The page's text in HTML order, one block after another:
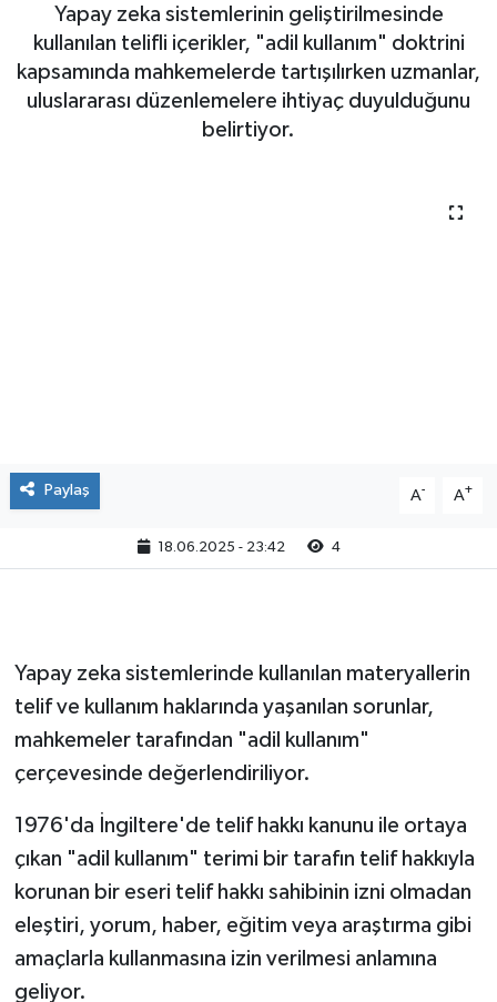
Yapay zeka sistemlerinin geliştirilmesinde
kullanılan telifli içerikler, "adil kullanım" doktrini
kapsamında mahkemelerde tartışılırken uzmanlar,
uluslararası düzenlemelere ihtiyaç duyulduğunu
belirtiyor.
Paylaş A A+
18.06.2025 - 23:42 4
Yapay zeka sistemlerinde kullanılan materyallerin
telif ve kullanım haklarında yaşanılan sorunlar,
mahkemeler tarafından "adil kullanım"
çerçevesinde değerlendiriliyor.
1976'da İngiltere'de telif hakkı kanunu ile ortaya
çıkan "adil kullanım" terimi bir tarafın telif hakkıyla
korunan bir eseri telif hakkı sahibinin izni olmadan
eleştiri, yorum, haber, eğitim veya araştırma gibi
amaçlarla kullanmasına izin verilmesi anlamına
geliyor.